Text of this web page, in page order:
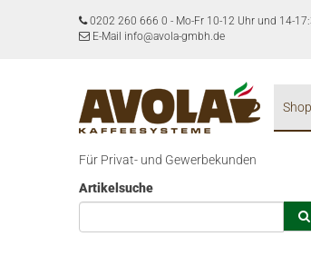
0202 260 666 0 - Mo-Fr 10-12 Uhr und 14-
E-Mail info@avola-gmbh.de
Shop
Für Privat- und Gewerbekunden
Artikelsuche